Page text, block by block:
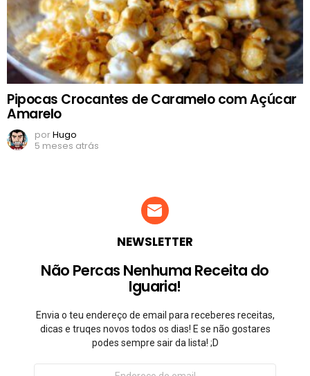
Pipocas Crocantes de Caramelo com Açúcar
Amarelo
porHugo
5 meses atrás
NEWSLETTER
Não Percas Nenhuma Receita do
Iguaria!
Envia o teu endereço de email para receberes receitas,
dicas e truqes novos todos os dias! E se não gostares
podes sempre sair da lista! ;D
Endereço